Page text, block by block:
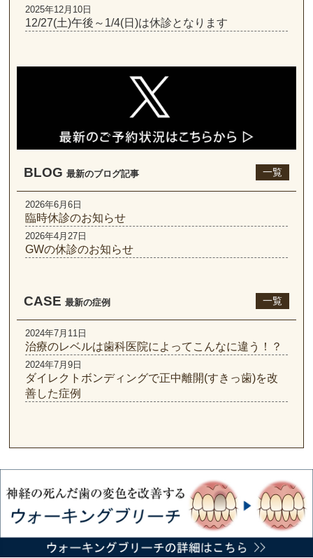
2025年12月10日
12/27(土)午後～1/4(日)は休診となります
BLOG 最新のブログ記事 一覧
2026年6月6日
臨時休診のお知らせ
2026年4月27日
GWの休診のお知らせ
CASE 最新の症例 一覧
2024年7月11日
治療のレベルは歯科医院によってこんなに違う！？
2024年7月9日
ダイレクトボンディングで正中離開(すきっ歯)を改
善した症例